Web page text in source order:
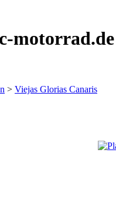
motorrad.de
> Viejas Glorias Canaris